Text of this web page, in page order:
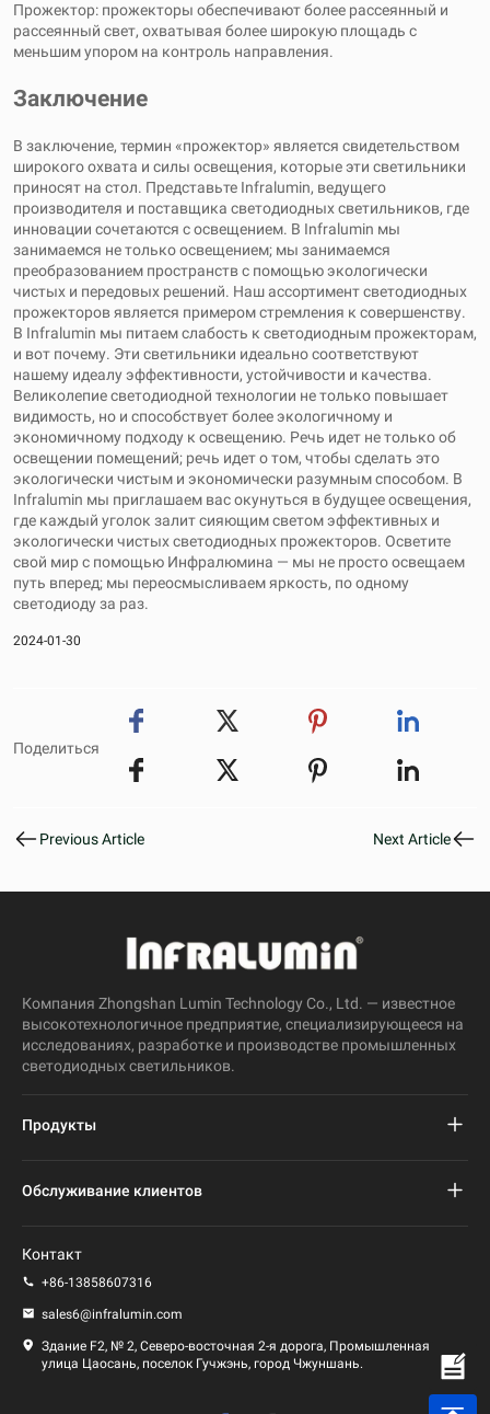
Прожектор: прожекторы обеспечивают более рассеянный и
рассеянный свет, охватывая более широкую площадь с
меньшим упором на контроль направления.
Заключение
В заключение, термин «прожектор» является свидетельством
широкого охвата и силы освещения, которые эти светильники
приносят на стол. Представьте Infralumin, ведущего
производителя и поставщика светодиодных светильников, где
инновации сочетаются с освещением. В Infralumin мы
занимаемся не только освещением; мы занимаемся
преобразованием пространств с помощью экологически
чистых и передовых решений. Наш ассортимент светодиодных
прожекторов является примером стремления к совершенству.
В Infralumin мы питаем слабость к светодиодным прожекторам,
и вот почему. Эти светильники идеально соответствуют
нашему идеалу эффективности, устойчивости и качества.
Великолепие светодиодной технологии не только повышает
видимость, но и способствует более экологичному и
экономичному подходу к освещению. Речь идет не только об
освещении помещений; речь идет о том, чтобы сделать это
экологически чистым и экономически разумным способом. В
Infralumin мы приглашаем вас окунуться в будущее освещения,
где каждый уголок залит сияющим светом эффективных и
экологически чистых светодиодных прожекторов. Осветите
свой мир с помощью Инфралюмина — мы не просто освещаем
путь вперед; мы переосмысливаем яркость, по одному
светодиоду за раз.
2024-01-30
Поделиться
Previous Article Next Article
Компания Zhongshan Lumin Technology Co., Ltd. — известное
высокотехнологичное предприятие, специализирующееся на
исследованиях, разработке и производстве промышленных
светодиодных светильников.
Продукты
Светодиодный фонарь
Обслуживание клиентов
политика конфиденциальности
Контакт
+86-13858607316
sales6@infralumin.com
Здание F2, № 2, Северо-восточная 2-я дорога, Промышленная
улица Цаосань, поселок Гучжэнь, город Чжуншань.